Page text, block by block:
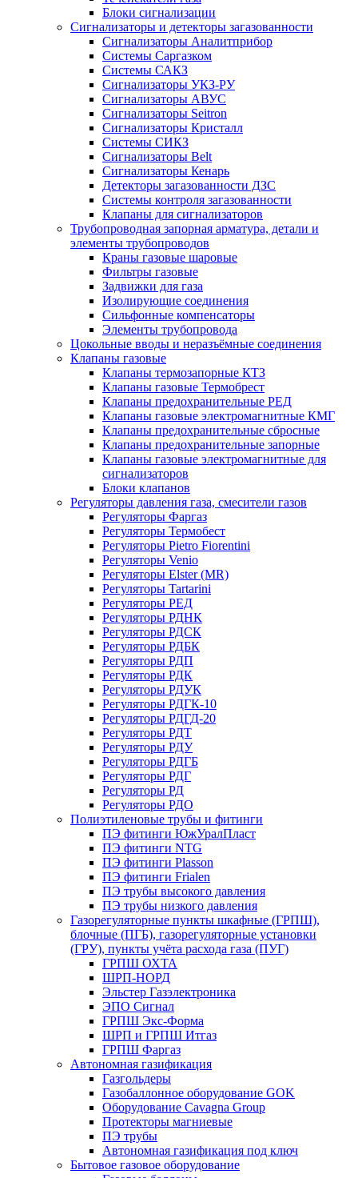
Блоки сигнализации
Сигнализаторы и детекторы загазованности
Сигнализаторы Аналитприбор
Системы Саргазком
Системы САКЗ
Сигнализаторы УКЗ-РУ
Сигнализаторы АВУС
Сигнализаторы Seitron
Сигнализаторы Кристалл
Системы СИКЗ
Сигнализаторы Belt
Сигнализаторы Кенарь
Детекторы загазованности ДЗС
Системы контроля загазованности
Клапаны для сигнализаторов
Трубопроводная запорная арматура, детали и
элементы трубопроводов
Краны газовые шаровые
Фильтры газовые
Задвижки для газа
Изолирующие соединения
Сильфонные компенсаторы
Элементы трубопровода
Цокольные вводы и неразъёмные соединения
Клапаны газовые
Клапаны термозапорные КТЗ
Клапаны газовые Термобрест
Клапаны предохранительные РЕД
Клапаны газовые электромагнитные КМГ
Клапаны предохранительные сбросные
Клапаны предохранительные запорные
Клапаны газовые электромагнитные для
сигнализаторов
Блоки клапанов
Регуляторы давления газа, смесители газов
Регуляторы Фаргаз
Регуляторы Термобест
Регуляторы Pietro Fiorentini
Регуляторы Venio
Регуляторы Elster (MR)
Регуляторы Tartarini
Регуляторы РЕД
Регуляторы РДНК
Регуляторы РДСК
Регуляторы РДБК
Регуляторы РДП
Регуляторы РДК
Регуляторы РДУК
Регуляторы РДГК-10
Регуляторы РДГД-20
Регуляторы РДТ
Регуляторы РДУ
Регуляторы РДГБ
Регуляторы РДГ
Регуляторы РД
Регуляторы РДО
Полиэтиленовые трубы и фитинги
ПЭ фитинги ЮжУралПласт
ПЭ фитинги NTG
ПЭ фитинги Plasson
ПЭ фитинги Frialen
ПЭ трубы высокого давления
ПЭ трубы низкого давления
Газорегуляторные пункты шкафные (ГРПШ),
блочные (ПГБ), газорегуляторные установки
(ГРУ), пункты учёта расхода газа (ПУГ)
ГРПШ ОХТА
ШРП-НОРД
Эльстер Газэлектроника
ЭПО Сигнал
ГРПШ Экс-Форма
ШРП и ГРПШ Итгаз
ГРПШ Фаргаз
Автономная газификация
Газгольдеры
Газобаллонное оборудование GOK
Оборудование Cavagna Group
Протекторы магниевые
ПЭ трубы
Автономная газификация под ключ
Бытовое газовое оборудование